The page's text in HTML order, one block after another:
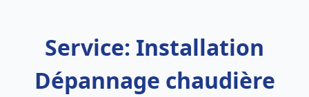
Service: Installation
Dépannage chaudière